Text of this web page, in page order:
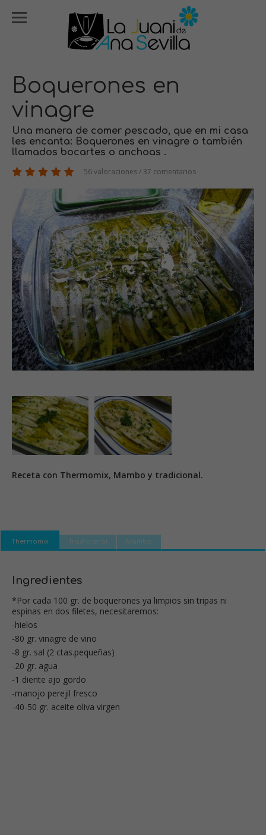
Boquerones en
vinagre
Una manera de comer pescado, que en mi casa
les encanta: Boquerones en vinagre o también
llamados bocartes o anchoas .
56 valoraciones / 37 comentarios
Receta con Thermomix, Mambo y tradicional.
Thermomix Tradicional Mambo
Ingredientes
*Por cada 100 gr. de boquerones ya limpios sin tripas ni
espinas en dos filetes, necesitaremos:
-hielos
-80 gr. vinagre de vino
-8 gr. sal (2 ctas.pequeñas)
-20 gr. agua
-1 diente ajo gordo
-manojo perejil fresco
-40-50 gr. aceite oliva virgen